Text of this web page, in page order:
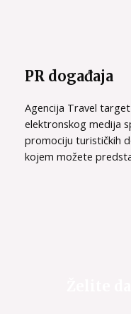
PR događaja
Agencija Travel
elektronskog medija
promociju turističkih
kojem možete